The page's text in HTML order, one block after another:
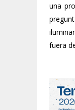
una
fuera